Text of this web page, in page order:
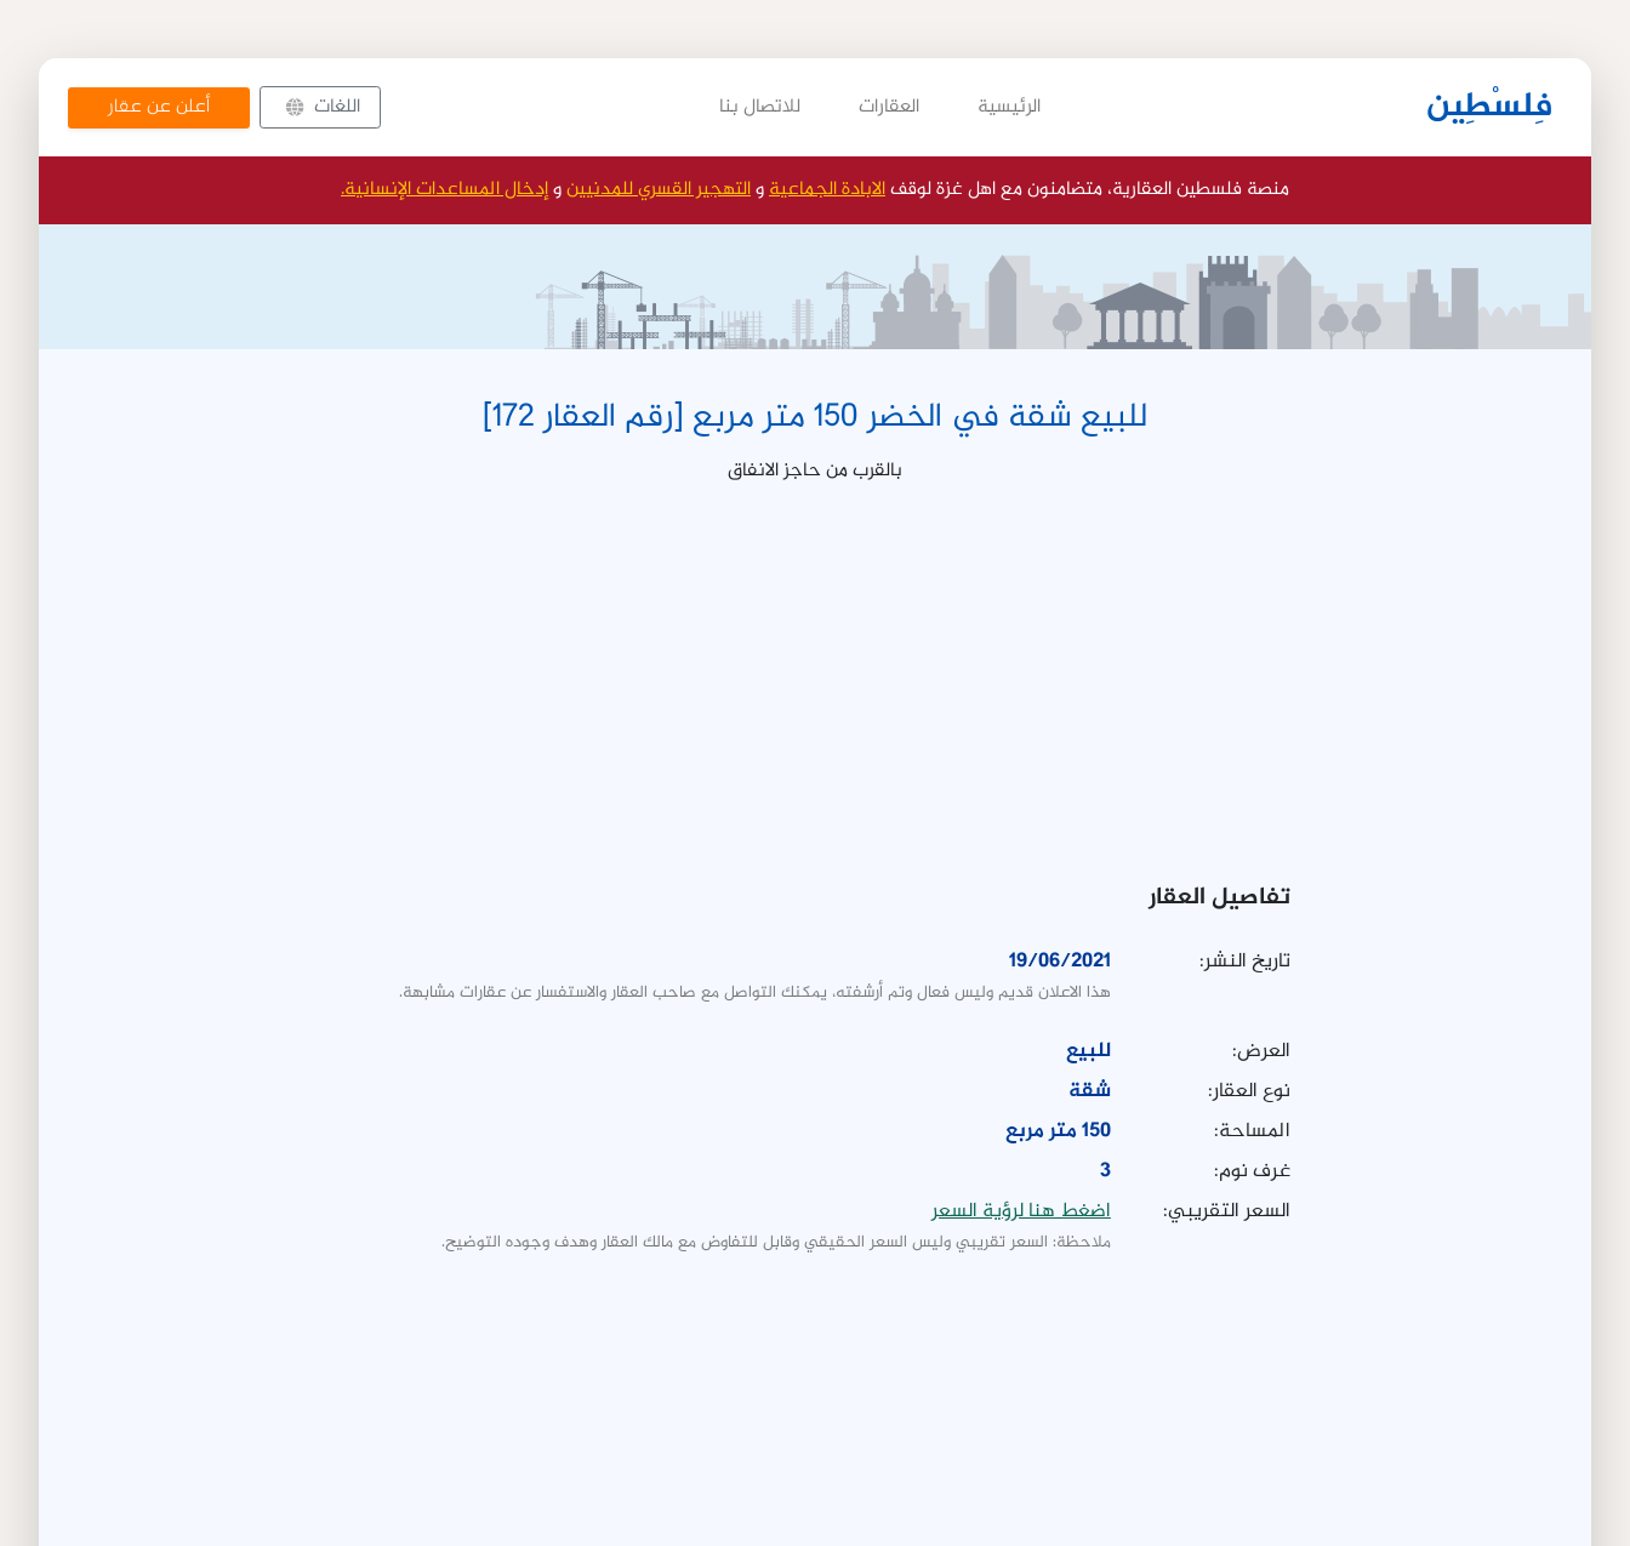
فِلسْطِين الرئيسية العقارات للاتصال بنا اللغات أعلن عن عقار
منصة فلسطين العقارية، متضامنون مع اهل غزة لوقفالابادة الجماعيةوالتهجير القسري للمدنيينوإدخال المساعدات الإنسانية.
للبيع شقة في الخضر 150 متر مربع [رقم العقار 172]
بالقرب من حاجز الانفاق
تفاصيل العقار
تاريخ النشر: 19/06/2021
هذا الاعلان قديم وليس فعال وتم أرشفته، يمكنك التواصل مع صاحب العقار والاستفسار عن عقارات مشابهة.
العرض:
للبيع
نوع العقار:
شقة
المساحة:
150 متر مربع
غرف نوم:
3
السعر التقريبي:
اضغط هنا لرؤية السعر
ملاحظة: السعر تقريبي وليس السعر الحقيقي وقابل للتفاوض مع مالك العقار وهدف وجوده التوضيح.